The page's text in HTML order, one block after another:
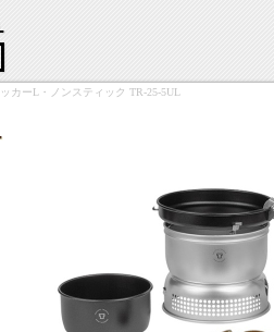
カーL・ノンスティック TR-25-5UL